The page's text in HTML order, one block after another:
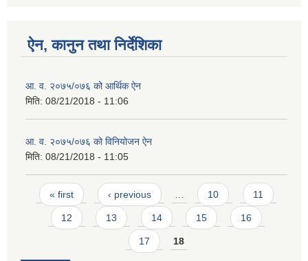
ऐन, कानुन तथा निर्देशिका
आ. व. २०७५/०७६ को आर्थिक ऐन
मिति: 08/21/2018 - 11:06
आ. व. २०७५/०७६ को विनियोजन ऐन
मिति: 08/21/2018 - 11:05
Pages
« first ‹ previous 10 11
12 13 14 15 16
17 18